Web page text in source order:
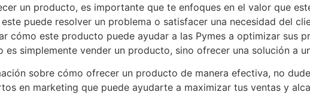
un producto, es importante que te enfoques en el valor que
puede resolver un problema o satisfacer una necesidad del
cómo este producto puede ayudar a las Pymes a optimizar sus
es simplemente vender un producto, sino ofrecer una solución a
sobre cómo ofrecer un producto de manera efectiva, no
en marketing que puede ayudarte a maximizar tus ventas y